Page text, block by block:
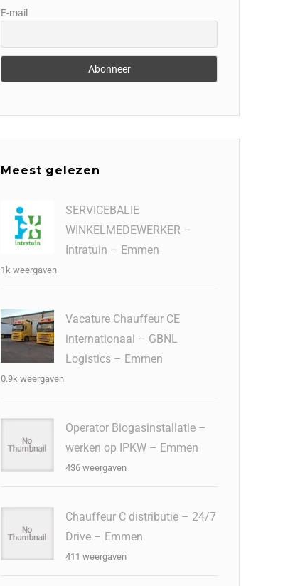
E-mail
Meest gelezen
SERVICEBALIE
WINKELMEDEWERKER –
Intratuin – Emmen
1k weergaven
Vacature Chauffeur CE
internationaal – GBNL
Logistics – Emmen
0.9k weergaven
Operator Biogasinstallatie –
werken op IPKW – Emmen
436 weergaven
Chauffeur C distributie – 24/7
Drive – Emmen
411 weergaven